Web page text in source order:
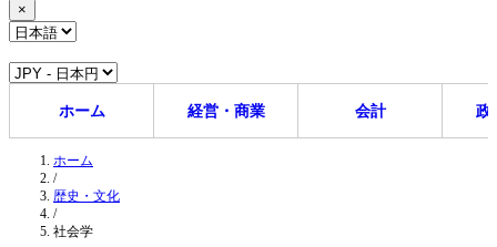
×
ホーム 経営・商業 会計 政
ホーム
/
歴史・文化
/
社会学